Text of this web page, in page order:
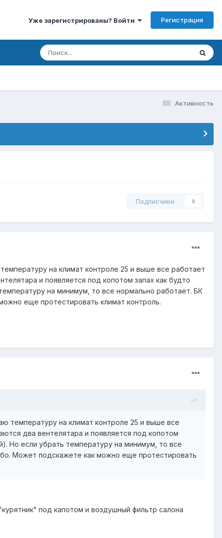
Уже зарегистрированы? Войти Регистрация
Активность
Подписчики 0
на климат контроле 25 и выше все работает
и появляется под копотом запах как будто
на минимум, то все нормально работает. БК
еще протестировать климат контроль.
температуру на климат контроле 25 и выше все
два вентелятара и появляется под копотом
Но если убрать температуру на минимум, то все
Может подскажете как можно еще протестировать
под капотом и воздушный фильтр салона